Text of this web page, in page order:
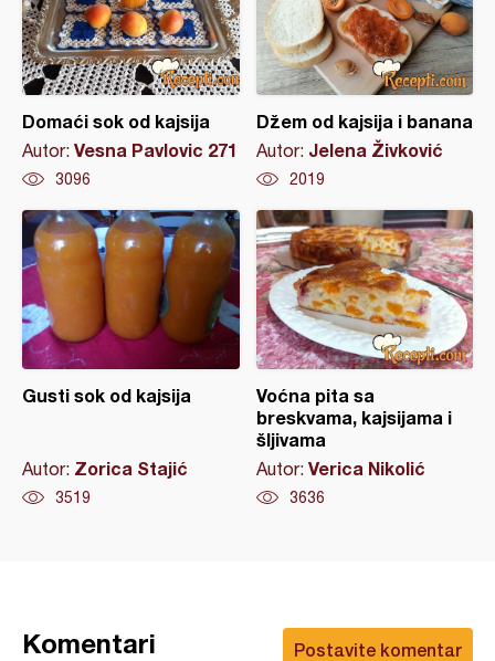
Domaći sok od kajsija
Autor: Vesna Pavlovic 271
3096
Džem od kajsija i banana
Autor: Jelena Živković
2019
Gusti sok od kajsija
Autor: Zorica Stajić
3519
Voćna pita sa
breskvama, kajsijama i
šljivama
Autor: Verica Nikolić
3636
Postavite komentar
Komentari